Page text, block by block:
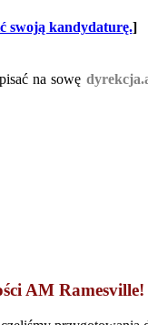
swoją kandydaturę.]
na sowę
AM Ramesville!